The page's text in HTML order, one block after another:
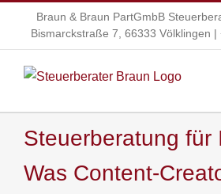
springen
Braun & Braun PartGmbB
Bismarckstraße 7, 66333 Völklingen |
Steuerberatung für
Was Content-